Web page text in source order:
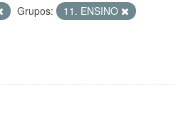
Grupos:
11. ENSINO